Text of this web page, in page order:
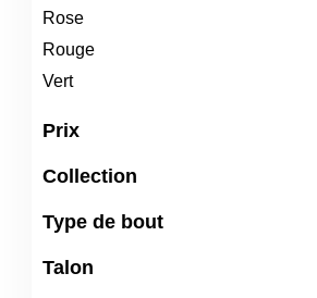
Rose
Rouge
Vert
Prix
Collection
Type de bout
Talon